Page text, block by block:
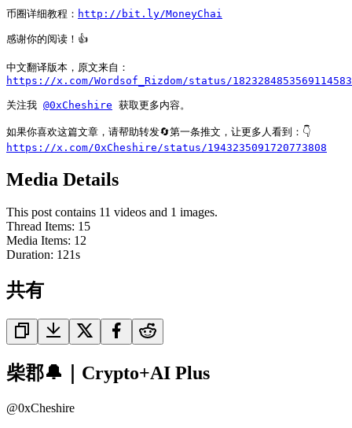
币圈详细教程： http://bit.ly/MoneyChai
感谢你的阅读！👍
https://x.com/Wordsof_Rizdom/status/1823284853569114583
关注我 @0xCheshire 获取更多内容。
https://x.com/0xCheshire/status/1943235091720773808
Media Details
This post contains 11 videos and 1 images.
Thread Items: 15
Media Items: 12
Duration: 121s
共有
柴郡🔔｜Crypto+AI Plus
@0xCheshire